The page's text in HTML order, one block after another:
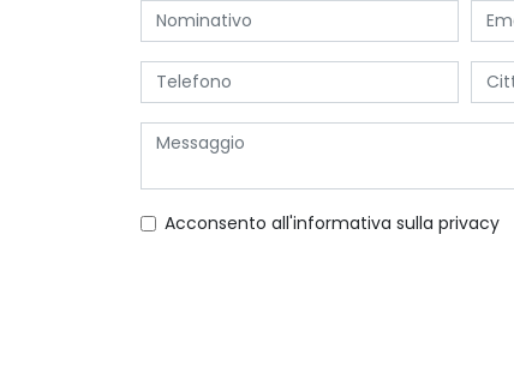
Acconsento all'informativa sulla privacy